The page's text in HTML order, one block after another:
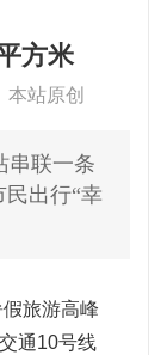
方米
本站原创
串联一条
民出行“幸
旅游高峰
通10号线